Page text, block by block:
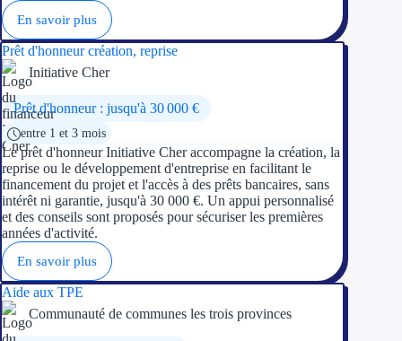
En savoir plus
Prêt d'honneur création, reprise
Initiative Cher
Prêt d'honneur : jusqu'à 30 000 €
entre 1 et 3 mois
Le prêt d'honneur Initiative Cher accompagne la création, la
reprise ou le développement d'entreprise en facilitant le
financement du projet et l'accès à des prêts bancaires, sans
intérêt ni garantie, jusqu'à 30 000 €. Un appui personnalisé
et des conseils sont proposés pour sécuriser les premières
années d'activité.
En savoir plus
Aide aux TPE
Communauté de communes les trois provinces